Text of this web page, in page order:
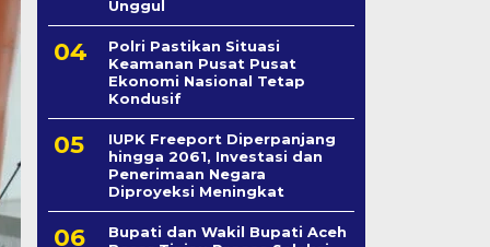
Unggul
Polri Pastikan Situasi
Keamanan Pusat Pusat
Ekonomi Nasional Tetap
Kondusif
IUPK Freeport Diperpanjang
hingga 2061, Investasi dan
Penerimaan Negara
Diproyeksi Meningkat
Bupati dan Wakil Bupati Aceh